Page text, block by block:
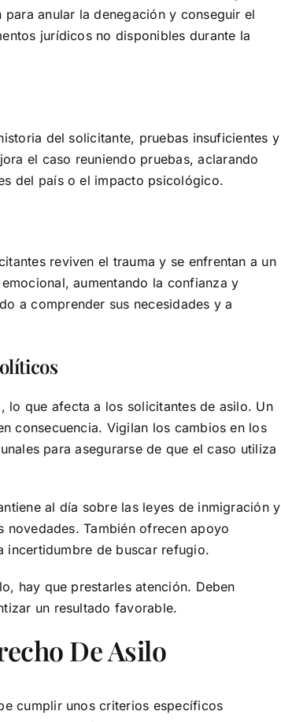
anular la denegación y conseguir el
jurídicos no disponibles durante la
del solicitante, pruebas insuficientes y
el caso reuniendo pruebas, aclarando
del país o el impacto psicológico.
reviven el trauma y se enfrentan a un
aumentando la confianza y
a comprender sus necesidades y a
lo que afecta a los solicitantes de asilo. Un
consecuencia. Vigilan los cambios en los
para asegurarse de que el caso utiliza
al día sobre las leyes de inmigración y
También ofrecen apoyo
incertidumbre de buscar refugio.
hay que prestarles atención. Deben
un resultado favorable.
De Asilo
cumplir unos criterios específicos